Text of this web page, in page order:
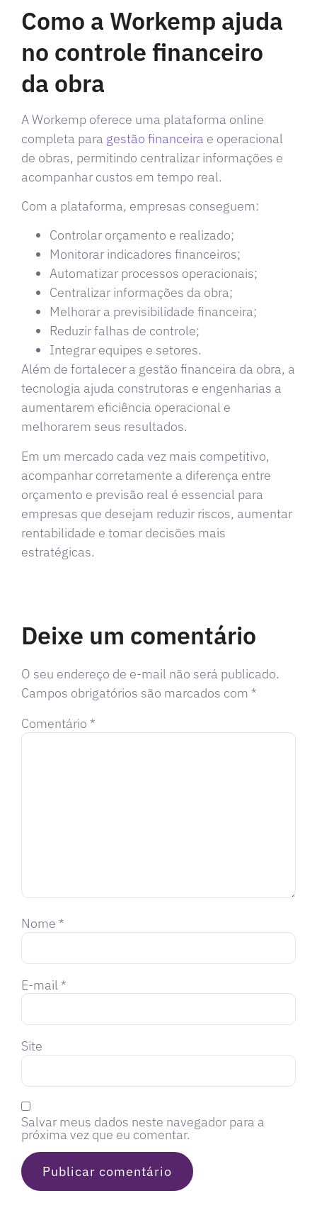
Como a Workemp ajuda
no controle financeiro
da obra
A Workemp oferece uma plataforma online
completa para gestão financeira e operacional
de obras, permitindo centralizar informações e
acompanhar custos em tempo real.
Com a plataforma, empresas conseguem:
Controlar orçamento e realizado;
Monitorar indicadores financeiros;
Automatizar processos operacionais;
Centralizar informações da obra;
Melhorar a previsibilidade financeira;
Reduzir falhas de controle;
Integrar equipes e setores.
Além de fortalecer a gestão financeira da obra, a
tecnologia ajuda construtoras e engenharias a
aumentarem eficiência operacional e
melhorarem seus resultados.
Em um mercado cada vez mais competitivo,
acompanhar corretamente a diferença entre
orçamento e previsão real é essencial para
empresas que desejam reduzir riscos, aumentar
rentabilidade e tomar decisões mais
estratégicas.
Deixe um comentário
O seu endereço de e-mail não será publicado.
Campos obrigatórios são marcados com *
Comentário *
Nome *
E-mail *
Site
Salvar meus dados neste navegador para a
próxima vez que eu comentar.